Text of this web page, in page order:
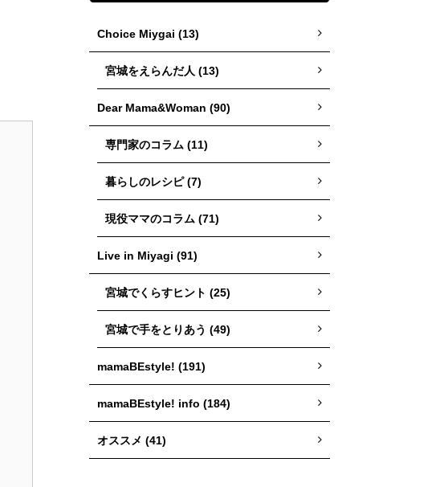
Choice Miygai (13)
宮城をえらんだ人 (13)
Dear Mama&Woman (90)
専門家のコラム (11)
暮らしのレシピ (7)
現役ママのコラム (71)
Live in Miyagi (91)
宮城でくらすヒント (25)
宮城で手をとりあう (49)
mamaBEstyle! (191)
mamaBEstyle! info (184)
オススメ (41)